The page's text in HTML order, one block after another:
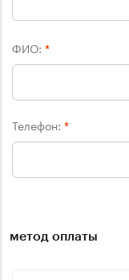
ФИО: *
Телефон: *
метод оплаты